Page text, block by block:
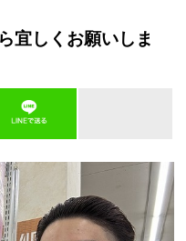
宜しくお願いしま